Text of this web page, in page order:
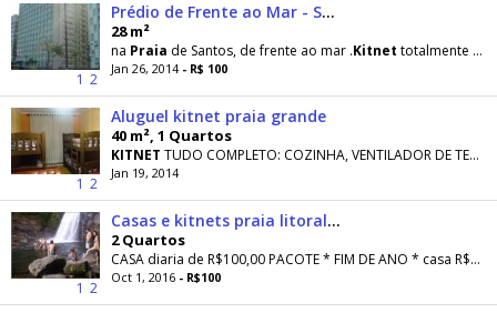
1 2
Prédio de Frente ao Mar - Santos - SP
28 m²
na Praia de Santos, de frente ao mar .Kitnet totalmente mobiliado e organizado, com tudo que você irá
Jan 26, 2014 - R$ 100
1 2
Aluguel kitnet praia grande
40 m², 1 Quartos
KITNET TUDO COMPLETO: COZINHA, VENTILADOR DE TETO, GARAGEM, CONFORME FOTOS.CAPACIDADE PARA 06
Jan 19, 2014
1 2
Casas e kitnets praia litoral norte sp
2 Quartos
CASA diaria de R$100,00 PACOTE * FIM DE ANO * casa R$1700,00
Oct 1, 2016 - R$100